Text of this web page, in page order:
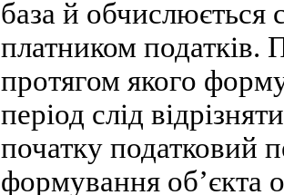
база й обчислюється
платником податків.
протягом якого
період слід
початку податковий
формування об’єкта